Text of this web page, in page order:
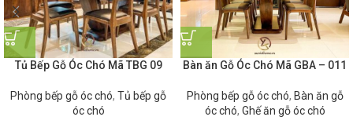
Tủ Bếp Gỗ Óc Chó Mã TBG 09
Phòng bếp gỗ óc chó, Tủ bếp gỗ
óc chó
Bàn ăn Gỗ Óc Chó Mã GBA – 011
Phòng bếp gỗ óc chó, Bàn ăn gỗ
óc chó, Ghế ăn gỗ óc chó